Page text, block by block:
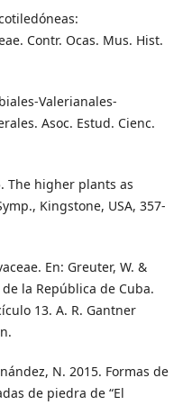
Contr. Ocas. Mus. Hist.
Valerianales-
Asoc. Estud. Cienc.
The higher plants as
Kingstone, USA, 357-
En: Greuter, W. &
la República de Cuba.
13. A. R. Gantner
N. 2015. Formas de
de piedra de “El